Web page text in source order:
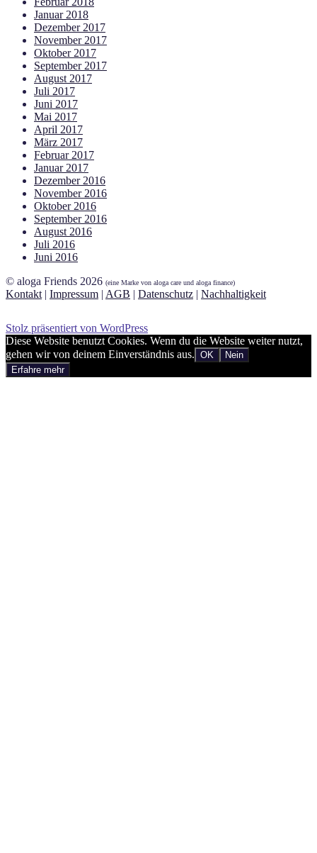
Januar 2018
Dezember 2017
November 2017
Oktober 2017
September 2017
August 2017
Juli 2017
Juni 2017
Mai 2017
April 2017
März 2017
Februar 2017
Januar 2017
Dezember 2016
November 2016
Oktober 2016
September 2016
August 2016
Juli 2016
Juni 2016
© aloga Friends 2026 (eine Marke von aloga care und aloga finance)
Kontakt | Impressum | AGB | Datenschutz | Nachhaltigkeit
Stolz präsentiert von WordPress
Diese Website benutzt Cookies. Wenn du die Website weiter nutzt,
gehen wir von deinem Einverständnis aus. OK
Nein
Erfahre mehr